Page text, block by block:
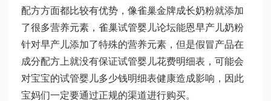
配方方面都比较有优势，像雀巢金牌成长奶粉就添加
了很多营养元素，雀巢试管婴儿论坛能恩早产儿奶粉
针对早产儿添加了特殊的营养元素，但是假冒产品在
成分配方上就没有保证试管婴儿花费明细表 ，可能会
对宝宝的试管婴儿多少钱明细表健康造成影响，因此
宝妈们一定要通过正规的渠道进行购买。